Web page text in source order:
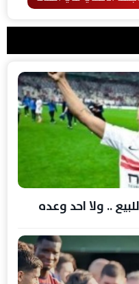
.. ولا احد وعده